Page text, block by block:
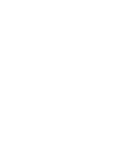
第11条（本
当サロンは、
することなく
とがあります